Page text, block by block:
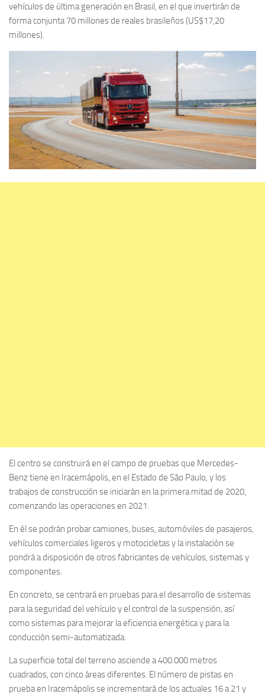
vehículos de última generación en Brasil, en el que invertirán de
forma conjunta 70 millones de reales brasileños (US$17,20
millones).
El centro se construirá en el campo de pruebas que Mercedes-
Benz tiene en Iracemápolis, en el Estado de São Paulo, y los
trabajos de construcción se iniciarán en la primera mitad de 2020,
comenzando las operaciones en 2021.
En él se podrán probar camiones, buses, automóviles de pasajeros,
vehículos comerciales ligeros y motocicletas y la instalación se
pondrá a disposición de otros fabricantes de vehículos, sistemas y
componentes.
En concreto, se centrará en pruebas para el desarrollo de sistemas
para la seguridad del vehículo y el control de la suspensión, así
como sistemas para mejorar la eficiencia energética y para la
conducción semi-automatizada.
La superficie total del terreno asciende a 400.000 metros
cuadrados, con cinco áreas diferentes. El número de pistas en
prueba en Iracemápolis se incrementará de los actuales 16 a 21 y